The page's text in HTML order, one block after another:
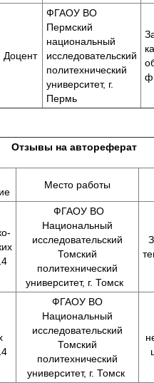
Доцент
ФГАОУ ВО
Пермский
национальный
исследовательский
политехнический
университет, г.
Пермь
Отзывы на автореферат
Место работы
ФГАОУ ВО
Национальный
исследовательский
Томский
политехнический
университет, г. Томск
ФГАОУ ВО
Национальный
исследовательский
Томский
политехнический
университет, г. Томск